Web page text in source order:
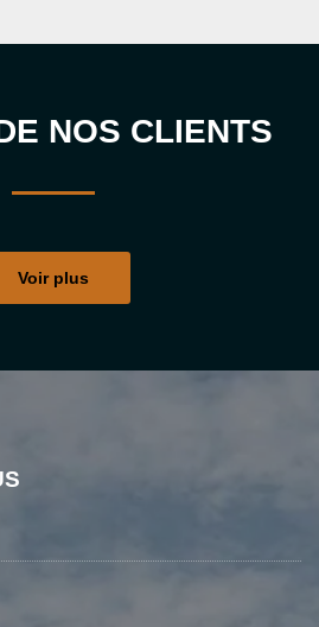
NOS CLIENTS
Voir plus